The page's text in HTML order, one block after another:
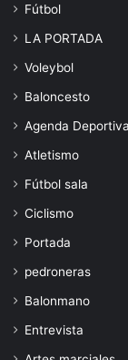
Fútbol
LA PORTADA
Voleybol
Baloncesto
Agenda Deportiva
Atletismo
Fútbol sala
Ciclismo
Portada
pedroneras
Balonmano
Entrevista